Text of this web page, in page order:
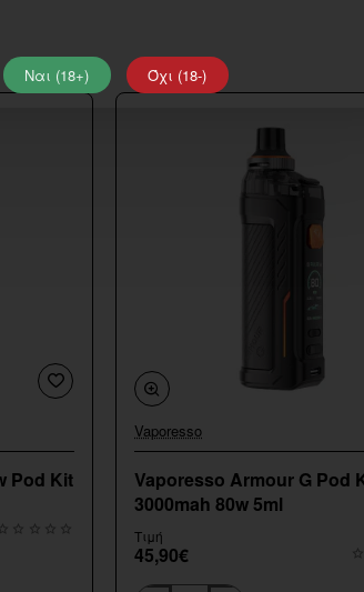
Ναι (18+) Όχι (18-)
Pod Kit Εξαντληθηκε
Vaporesso
Vaporesso Armour G Pod
3000mah 80w 5ml
Τιμή
45,90€